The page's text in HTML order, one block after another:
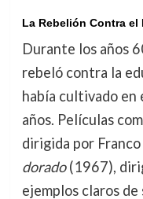
La Rebelión Contra el
Durante los años
rebeló contra la
había cultivado en
años. Películas
dirigida por
dorado(1967),
ejemplos claros de